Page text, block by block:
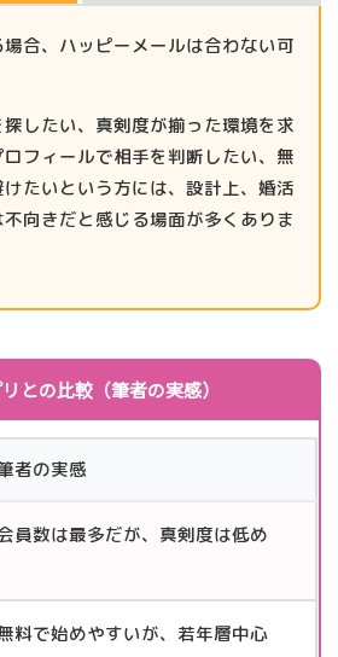
合、ハッピーメールは合わない可
したい、真剣度が揃った環境を求
フィールで相手を判断したい、無
たいという方には、設計上、婚活
向きだと感じる場面が多くありま
との比較（筆者の実感）
者の実感
員数は最多だが、真剣度は低め
料で始めやすいが、若年層中心